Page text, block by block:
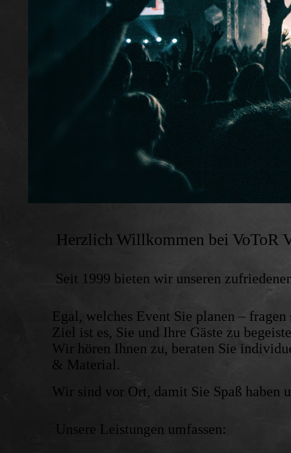
Herzlich Willkommen bei VoToR
Seit 1999 bieten wir unseren
Egal, welches Event Sie planen –
Ziel ist es, Sie und Ihre Gäste zu
Wir hören Ihnen zu, beraten Sie
& Material.
Wir sind vor Ort, damit Sie Spaß haben
Unsere Leistungen umfassen: